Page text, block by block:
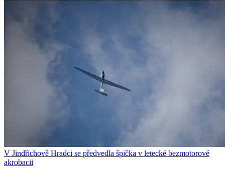
V Jindřichově Hradci se předvedla špička v letecké bezmotorové
akrobacii